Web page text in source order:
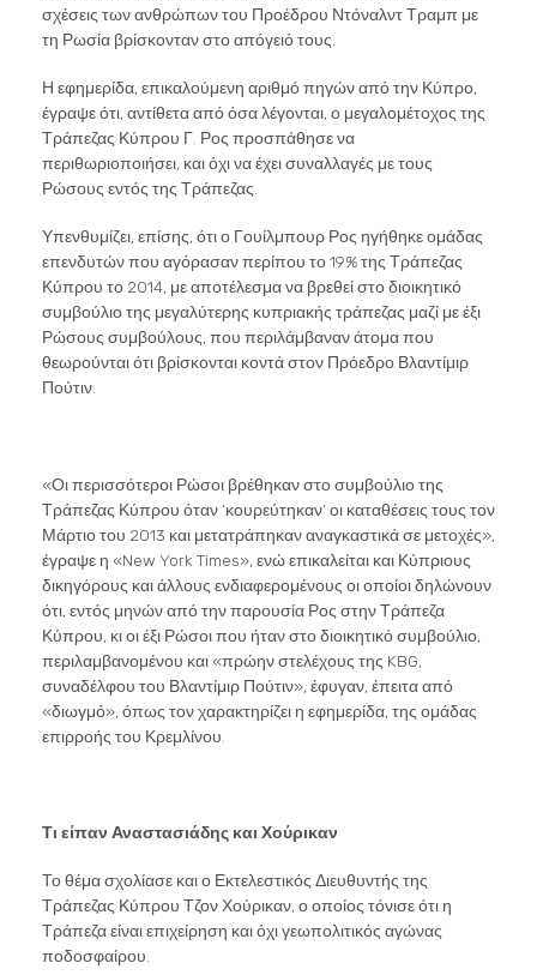
σχέσεις των ανθρώπων του Προέδρου Ντόναλντ Τραμπ με
τη Ρωσία βρίσκονταν στο απόγειό τους.
Η εφημερίδα, επικαλούμενη αριθμό πηγών από την Κύπρο,
έγραψε ότι, αντίθετα από όσα λέγονται, ο μεγαλομέτοχος της
Τράπεζας Κύπρου Γ. Ρος προσπάθησε να
περιθωριοποιήσει, και όχι να έχει συναλλαγές με τους
Ρώσους εντός της Τράπεζας.
Υπενθυμίζει, επίσης, ότι ο Γουίλμπουρ Ρος ηγήθηκε ομάδας
επενδυτών που αγόρασαν περίπου το 19% της Τράπεζας
Κύπρου το 2014, με αποτέλεσμα να βρεθεί στο διοικητικό
συμβούλιο της μεγαλύτερης κυπριακής τράπεζας μαζί με έξι
Ρώσους συμβούλους, που περιλάμβαναν άτομα που
θεωρούνται ότι βρίσκονται κοντά στον Πρόεδρο Βλαντίμιρ
Πούτιν.
«Οι περισσότεροι Ρώσοι βρέθηκαν στο συμβούλιο της
Τράπεζας Κύπρου όταν ‘κουρεύτηκαν’ οι καταθέσεις τους τον
Μάρτιο του 2013 και μετατράπηκαν αναγκαστικά σε μετοχές»,
έγραψε η «New York Times», ενώ επικαλείται και Κύπριους
δικηγόρους και άλλους ενδιαφερομένους οι οποίοι δηλώνουν
ότι, εντός μηνών από την παρουσία Ρος στην Τράπεζα
Κύπρου, κι οι έξι Ρώσοι που ήταν στο διοικητικό συμβούλιο,
περιλαμβανομένου και «πρώην στελέχους της KBG,
συναδέλφου του Βλαντίμιρ Πούτιν», έφυγαν, έπειτα από
«διωγμό», όπως τον χαρακτηρίζει η εφημερίδα, της ομάδας
επιρροής του Κρεμλίνου.
Τι είπαν Αναστασιάδης και Χούρικαν
Το θέμα σχολίασε και ο Εκτελεστικός Διευθυντής της
Τράπεζας Κύπρου Τζον Χούρικαν, ο οποίος τόνισε ότι η
Τράπεζα είναι επιχείρηση και όχι γεωπολιτικός αγώνας
ποδοσφαίρου.